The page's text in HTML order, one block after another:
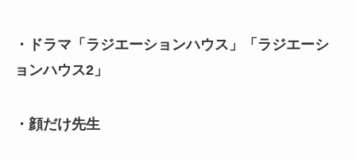
・ドラマ「ラジエーションハウス」「ラジエーシ
ョンハウス2」
・顔だけ先生